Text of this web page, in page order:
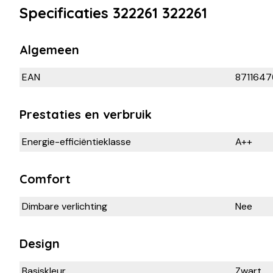
Specificaties 322261 322261
Algemeen
EAN
Prestaties en verbruik
Energie-efficiëntieklasse A++
Comfort
Dimbare verlichting Nee
Design